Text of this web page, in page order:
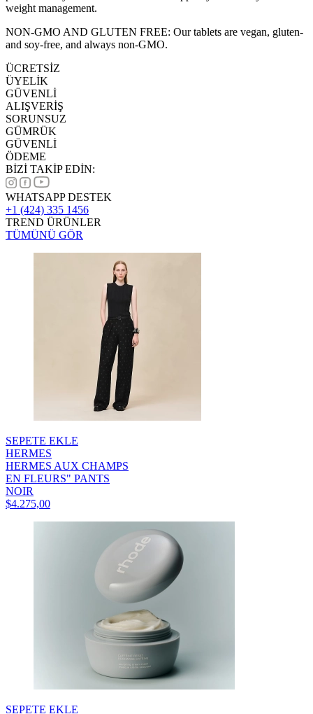
weight management.
NON-GMO AND GLUTEN FREE: Our tablets are vegan, gluten-
and soy-free, and always non-GMO.
ÜCRETSİZ
ÜYELİK
GÜVENLİ
ALIŞVERİŞ
SORUNSUZ
GÜMRÜK
GÜVENLİ
ÖDEME
BİZİ TAKİP EDİN:
WHATSAPP DESTEK
+1 (424) 335 1456
TREND ÜRÜNLER
TÜMÜNÜ GÖR
SEPETE EKLE
HERMES
HERMES AUX CHAMPS
EN FLEURS" PANTS
NOIR
$4.275,00
SEPETE EKLE